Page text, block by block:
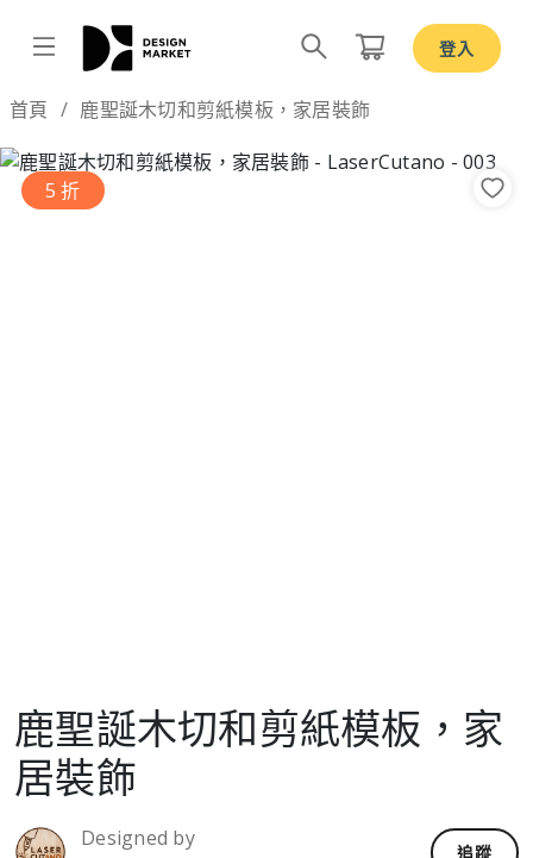
登入
首頁 鹿聖誕木切和剪紙模板，家居裝飾
5 折
鹿聖誕木切和剪紙模板，家
居裝飾
Designed by
追蹤